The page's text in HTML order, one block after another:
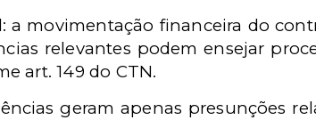
a movimentação financeira do
relevantes podem ensejar
art. 149 do CTN.
geram apenas presunções